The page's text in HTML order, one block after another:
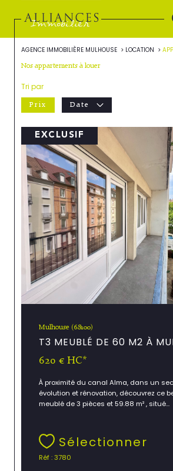
AGENCE IMMOBILIÈRE MULHOUSE LOCATION
Nos appartements à louer
Tri par
Prix Date
Mulhouse (68100)
T3 MEUBLÉ DE 60 M2 À
620 € HC*
À proximité du canal Alma, dans un
évolution et rénovation, découvrez ce
meublé de 3 pièces et 59.88 m² , situé...
Sélectionner
Réf : 3780
EXCLUSIF